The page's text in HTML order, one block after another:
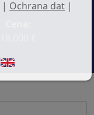
| Ochrana dat |